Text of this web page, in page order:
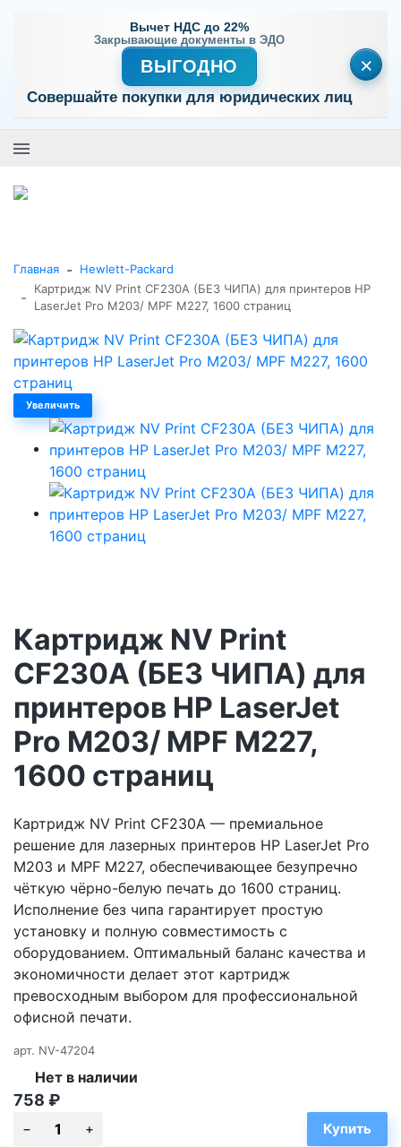
Вычет НДС до 22%
Закрывающие документы в ЭДО
ВЫГОДНО
Совершайте покупки для юридических лиц
×
Главная - Hewlett-Packard
-
Картридж NV Print CF230A (БЕЗ ЧИПА) для принтеров HP
LaserJet Pro M203/ MPF M227, 1600 страниц
Увеличить
Картридж NV Print
CF230A (БЕЗ ЧИПА) для
принтеров HP LaserJet
Pro M203/ MPF M227,
1600 страниц
Картридж NV Print CF230A — премиальное
решение для лазерных принтеров HP LaserJet Pro
M203 и MPF M227, обеспечивающее безупречно
чёткую чёрно-белую печать до 1600 страниц.
Исполнение без чипа гарантирует простую
установку и полную совместимость с
оборудованием. Оптимальный баланс качества и
экономичности делает этот картридж
превосходным выбором для профессиональной
офисной печати.
арт. NV-47204
Нет в наличии
758 ₽